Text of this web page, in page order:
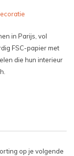
in Parijs, vol
FSC-papier met
die hun interieur
op je volgende